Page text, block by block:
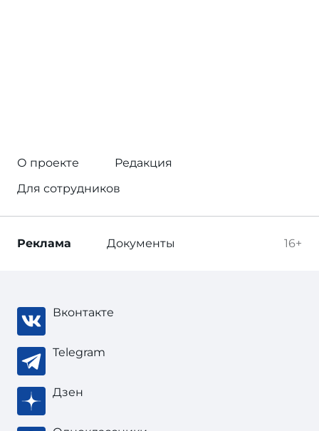
О проекте
Редакция
Для сотрудников
16+
Реклама Документы
Вконтакте
Telegram
Дзен